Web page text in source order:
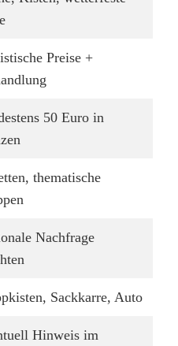
Preise +
50 Euro in
thematische
Nachfrage
Sackkarre, Auto
Hinweis im